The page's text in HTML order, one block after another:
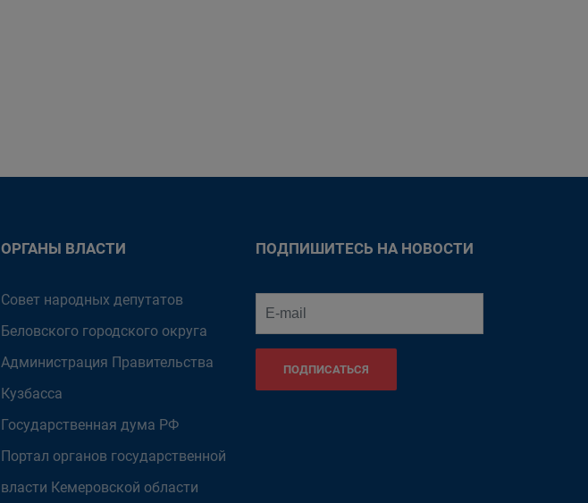
ОРГАНЫ ВЛАСТИ
Совет народных депутатов
Беловского городского округа
Администрация Правительства
Кузбасса
Государственная дума РФ
Портал органов государственной
власти Кемеровской области
ПОДПИШИТЕСЬ НА НОВОСТИ
ПОДПИСАТЬСЯ